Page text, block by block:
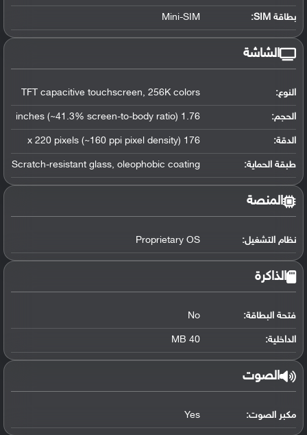
بطاقة SIM: Mini-SIM
الشاشة
النوع: TFT capacitive touchscreen, 256K colors
الحجم: 1.76 inches (~41.3% screen-to-body ratio)
الدقة: 176 x 220 pixels (~160 ppi pixel density)
طبقة الحماية: Scratch-resistant glass, oleophobic coating
المنصة
نظام التشغيل:
Proprietary OS
الذاكرة
فتحة البطاقة: No
الداخلية: 40 MB
الصوت
مكبر الصوت: Yes